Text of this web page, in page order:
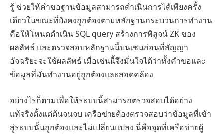
รู้ ช่วยให้คำขอฐานข้อมูลสามารถดำเนินการได้เพียงครั้ง
เดียวในขณะที่ยังคงถูกต้องตามหลักฐานกระบวนการทำงาน
คือให้โหนดดำเนิน SQL query สร้างการพิสูจน์ ZK ของ
ผลลัพธ์ และตรวจสอบหลักฐานนี้บนเชนก่อนที่สัญญา
อัจฉริยะจะใช้ผลลัพธ์ เมื่อเช่นนี้จึงมั่นใจได้ว่าทั้งคำขอและ
ข้อมูลที่มันทำงานอยู่ถูกต้องและสอดคล้อง
อย่างไรก็ตามเพื่อให้ระบบนี้สามารถตรวจสอบได้อย่าง
แท้จริงตั้งแต่ต้นจนจบ เครือข่ายต้องตรวจสอบว่าข้อมูลที่เข้า
สู่ระบบนั้นถูกต้องและไม่เปลี่ยนแปลง นี่คือจุดที่เครือข่ายผู้